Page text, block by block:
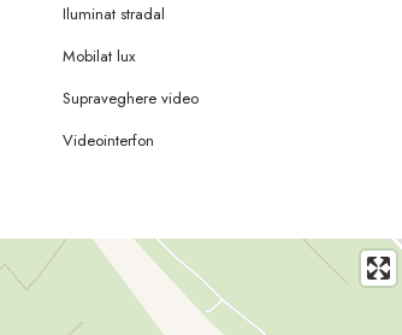
Iluminat stradal
Mobilat lux
Supraveghere video
Videointerfon